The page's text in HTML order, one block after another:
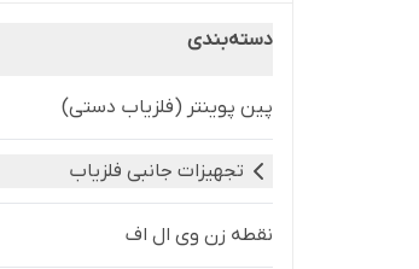
دسته‌بندی
پین پوینتر (فلزیاب دستی)
تجهیزات جانبی فلزیاب
نقطه زن وی ال اف